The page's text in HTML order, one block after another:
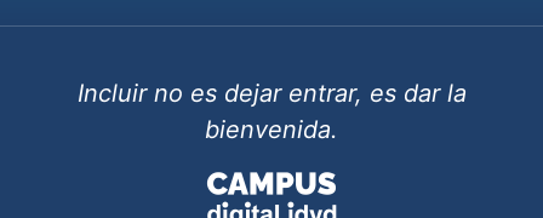
Incluir no es dejar entrar, es dar la
bienvenida.